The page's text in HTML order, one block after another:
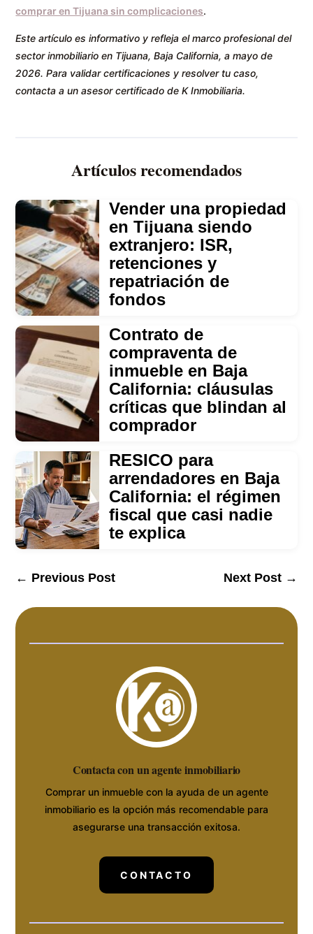
comprar en Tijuana sin complicaciones.
Este artículo es informativo y refleja el marco profesional del
sector inmobiliario en Tijuana, Baja California, a mayo de
2026. Para validar certificaciones y resolver tu caso,
contacta a un asesor certificado de K Inmobiliaria.
Artículos recomendados
Vender una propiedad
en Tijuana siendo
extranjero: ISR,
retenciones y
repatriación de
fondos
Contrato de
compraventa de
inmueble en Baja
California: cláusulas
críticas que blindan al
comprador
RESICO para
arrendadores en Baja
California: el régimen
fiscal que casi nadie
te explica
← Previous Post Next Post→
Contacta con un agente inmobiliario
Comprar un inmueble con la ayuda de un agente
inmobiliario es la opción más recomendable para
asegurarse una transacción exitosa.
CONTACTO